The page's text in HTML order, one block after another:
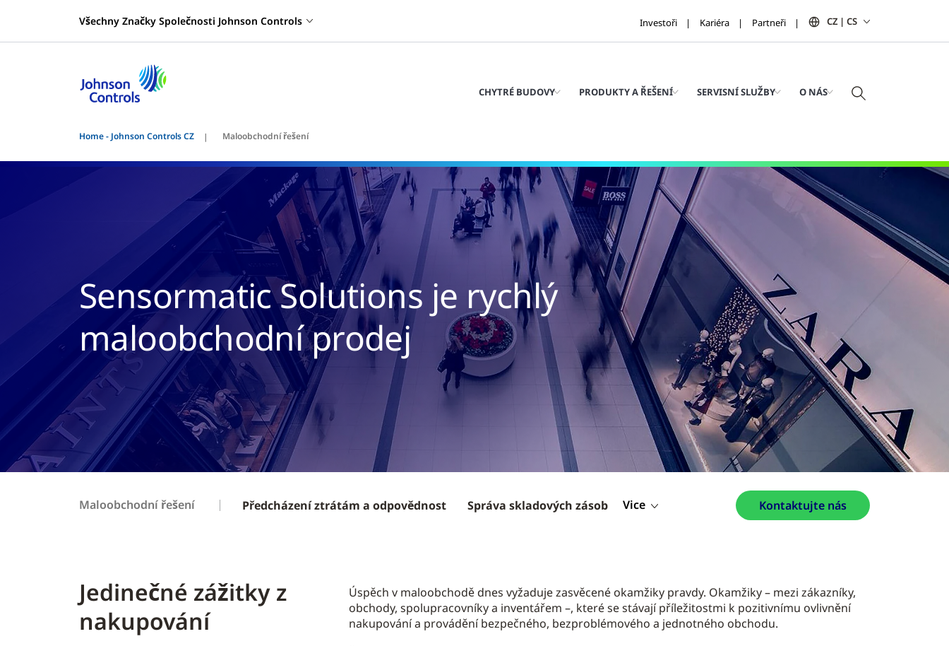
Všechny Značky Společnosti Johnson Controls Investoři Kariéra Partneři CZ | CS
CHYTRÉ BUDOVY PRODUKTY A ŘEŠENÍ SERVISNÍ SLUŽBY O NÁS
Home - Johnson Controls CZ Maloobchodní řešení
Sensormatic Solutions je rychlý
maloobchodní prodej
Maloobchodní řešení Předcházení ztrátám a odpovědnost Správa skladových zásob Vice Kontaktujte nás
Jedinečné zážitky z
nakupování
Úspěch v maloobchodě dnes vyžaduje zasvěcené okamžiky pravdy. Okamžiky – mezi zákazníky,
obchody, spolupracovníky a inventářem –, které se stávají příležitostmi k pozitivnímu ovlivnění
nakupování a provádění bezpečného, bezproblémového a jednotného obchodu.